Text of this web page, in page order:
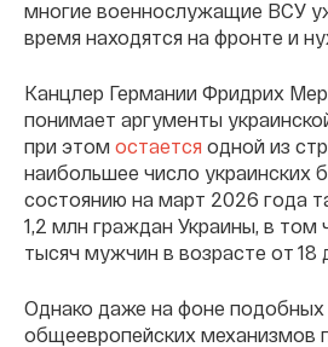
многие военнослужащие ВСУ
время находятся на фронте и
Канцлер Германии Фридрих
понимает аргументы
при этом остается одной из
наибольшее число украинских
состоянию на март 2026 года
1,2 млн граждан Украины, в том
тысяч мужчин в возрасте от 18
Однако даже на фоне подобных
общеевропейских механизмов